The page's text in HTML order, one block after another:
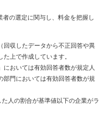
の選定に関与し、料金を把握し
収したデータから不正回答や異
上で作成しています。
おいては有効回答者数が規定人
部門においては有効回答者数が規
人の割合が基準値以下の企業がラ